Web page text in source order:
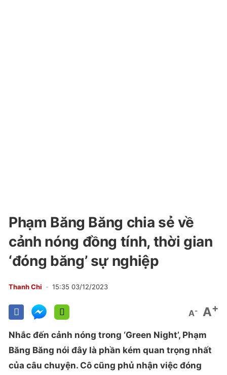
Phạm Băng Băng chia sẻ về
cảnh nóng đồng tính, thời gian
‘đóng băng’ sự nghiệp
Thanh Chi 15:35 03/12/2023
A- A+
Nhắc đến cảnh nóng trong ‘Green Night’, Phạm
Băng Băng nói đây là phần kém quan trọng nhất
của câu chuyện. Cô cũng phủ nhận việc đóng